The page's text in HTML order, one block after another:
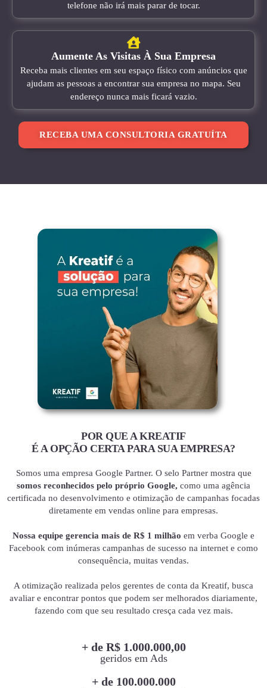
telefone não irá mais parar de tocar.
Aumente As Visitas À Sua Empresa
Receba mais clientes em seu espaço físico com anúncios que
ajudam as pessoas a encontrar sua empresa no mapa. Seu
endereço nunca mais ficará vazio.
RECEBA UMA CONSULTORIA GRATUÍTA
POR QUE A KREATIF
É A OPÇÃO CERTA PARA SUA EMPRESA?
Somos uma empresa Google Partner. O selo Partner mostra que
somos reconhecidos pelo próprio Google, como uma agência
certificada no desenvolvimento e otimização de campanhas focadas
diretamente em vendas online para empresas.
Nossa equipe gerencia mais de R$ 1 milhão em verba Google e
Facebook com inúmeras campanhas de sucesso na internet e como
consequência, muitas vendas.
A otimização realizada pelos gerentes de conta da Kreatif, busca
avaliar e encontrar pontos que podem ser melhorados diariamente,
fazendo com que seu resultado cresça cada vez mais.
+ de R$ 1.000.000,00
geridos em Ads
+ de 100.000.000